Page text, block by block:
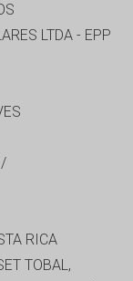
LTDA - EPP
/
RICA
TOBAL,